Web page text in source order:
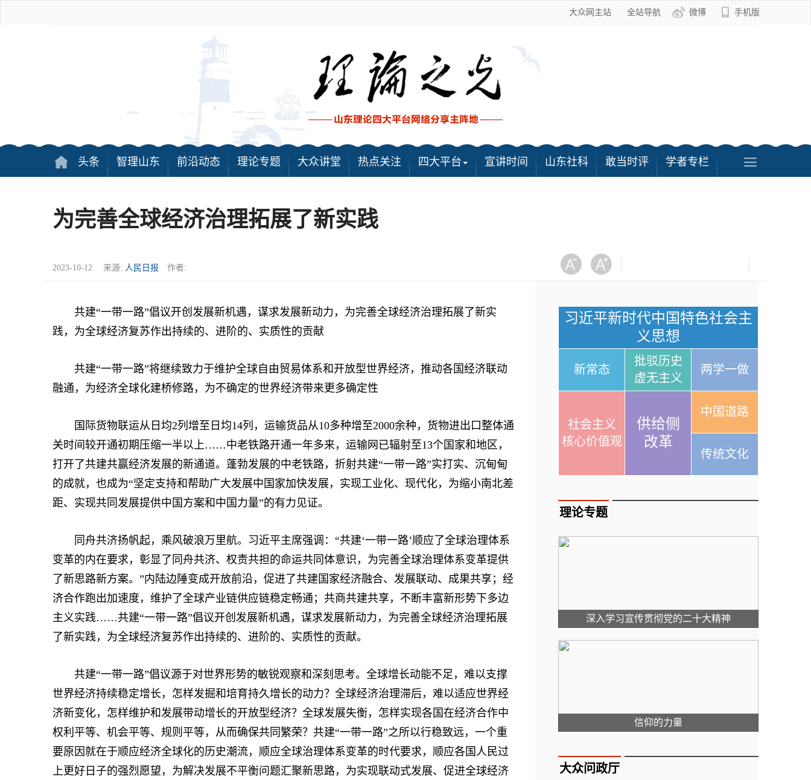
大众网主站 全站导航 微博 手机版
头条 智理山东 前沿动态 理论专题 大众讲堂 热点关注 四大平台 宣讲时间 山东社科 敢当时评 学者专栏
为完善全球经济治理拓展了新实践
2023-10-12 来源: 人民日报 作者:
共建“一带一路”倡议开创发展新机遇，谋求发展新动力，为完善全球经济治理拓展了新实
践，为全球经济复苏作出持续的、进阶的、实质性的贡献
共建“一带一路”将继续致力于维护全球自由贸易体系和开放型世界经济，推动各国经济联动
融通，为经济全球化建桥修路，为不确定的世界经济带来更多确定性
国际货物联运从日均2列增至日均14列，运输货品从10多种增至2000余种，货物进出口整体通
关时间较开通初期压缩一半以上……中老铁路开通一年多来，运输网已辐射至13个国家和地区，
打开了共建共赢经济发展的新通道。蓬勃发展的中老铁路，折射共建“一带一路”实打实、沉甸甸
的成就，也成为“坚定支持和帮助广大发展中国家加快发展，实现工业化、现代化，为缩小南北差
距、实现共同发展提供中国方案和中国力量”的有力见证。
同舟共济扬帆起，乘风破浪万里航。习近平主席强调：“共建‘一带一路’顺应了全球治理体系
变革的内在要求，彰显了同舟共济、权责共担的命运共同体意识，为完善全球治理体系变革提供
了新思路新方案。”内陆边陲变成开放前沿，促进了共建国家经济融合、发展联动、成果共享；经
济合作跑出加速度，维护了全球产业链供应链稳定畅通；共商共建共享，不断丰富新形势下多边
主义实践……共建“一带一路”倡议开创发展新机遇，谋求发展新动力，为完善全球经济治理拓展
了新实践，为全球经济复苏作出持续的、进阶的、实质性的贡献。
共建“一带一路”倡议源于对世界形势的敏锐观察和深刻思考。全球增长动能不足，难以支撑
世界经济持续稳定增长，怎样发掘和培育持久增长的动力？全球经济治理滞后，难以适应世界经
济新变化，怎样维护和发展带动增长的开放型经济？全球发展失衡，怎样实现各国在经济合作中
权利平等、机会平等、规则平等，从而确保共同繁荣？共建“一带一路”之所以行稳致远，一个重
要原因就在于顺应经济全球化的历史潮流，顺应全球治理体系变革的时代要求，顺应各国人民过
上更好日子的强烈愿望，为解决发展不平衡问题汇聚新思路，为实现联动式发展、促进全球经济
习近平新时代中国特色社会主
义思想
新常态
批驳历史
虚无主义
两学一做
社会主义
核心价值观
供给侧
改革
中国道路
传统文化
理论专题
深入学习宣传贯彻党的二十大精神
信仰的力量
大众问政厅